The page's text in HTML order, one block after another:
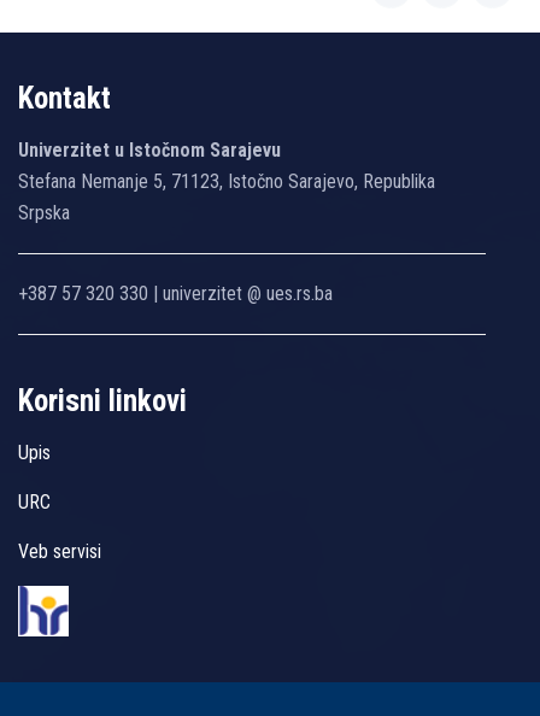
Kontakt
Univerzitet u Istočnom Sarajevu
Stefana Nemanje 5, 71123, Istočno Sarajevo, Republika
Srpska
+387 57 320 330 | univerzitet @ ues.rs.ba
Korisni linkovi
Upis
URC
Veb servisi